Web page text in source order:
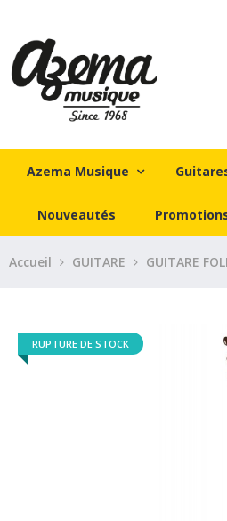
Azema Musique
Nouveautés
Accueil GUITARE GUITARE
RUPTURE DE STOCK